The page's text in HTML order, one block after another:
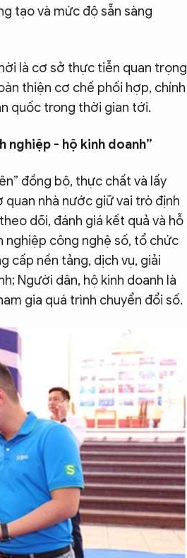
tạo và mức độ sẵn sàng
là cơ sở thực tiễn quan trọng
thiện cơ chế phối hợp, chính
quốc trong thời gian tới.
nghiệp - hộ kinh doanh”
đồng bộ, thực chất và lấy
nhà nước giữ vai trò định
dõi, đánh giá kết quả và hỗ
nghiệp công nghệ số, tổ chức
cấp nền tảng, dịch vụ, giải
Người dân, hộ kinh doanh là
gia quá trình chuyển đổi số.